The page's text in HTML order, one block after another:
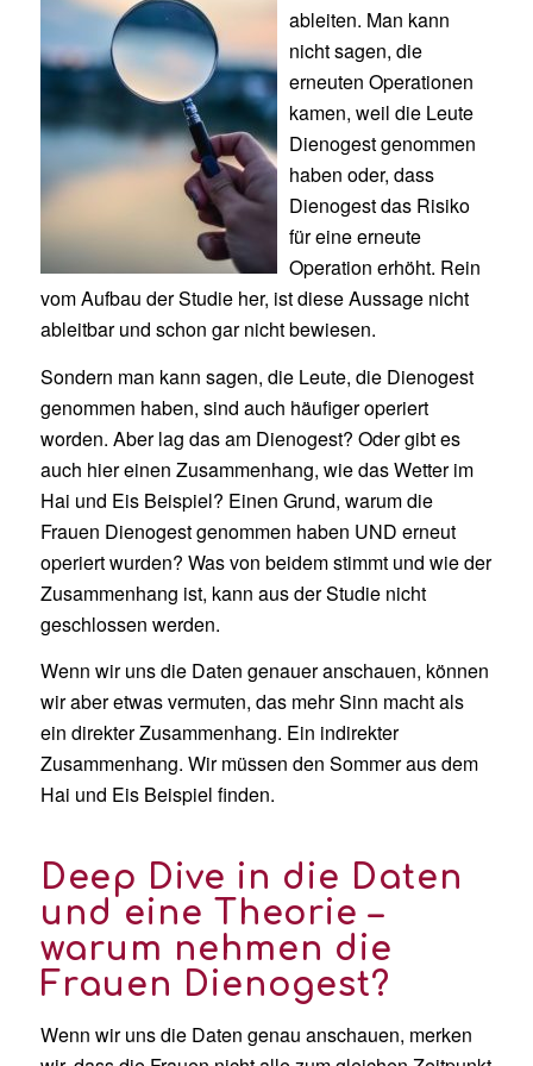
ableiten. Man kann
nicht sagen, die
erneuten Operationen
kamen, weil die Leute
Dienogest genommen
haben oder, dass
Dienogest das Risiko
für eine erneute
Operation erhöht. Rein
vom Aufbau der Studie her, ist diese Aussage nicht
ableitbar und schon gar nicht bewiesen.
Sondern man kann sagen, die Leute, die Dienogest
genommen haben, sind auch häufiger operiert
worden. Aber lag das am Dienogest? Oder gibt es
auch hier einen Zusammenhang, wie das Wetter im
Hai und Eis Beispiel? Einen Grund, warum die
Frauen Dienogest genommen haben UND erneut
operiert wurden? Was von beidem stimmt und wie der
Zusammenhang ist, kann aus der Studie nicht
geschlossen werden.
Wenn wir uns die Daten genauer anschauen, können
wir aber etwas vermuten, das mehr Sinn macht als
ein direkter Zusammenhang. Ein indirekter
Zusammenhang. Wir müssen den Sommer aus dem
Hai und Eis Beispiel finden.
Deep Dive in die Daten
und eine Theorie –
warum nehmen die
Frauen Dienogest?
Wenn wir uns die Daten genau anschauen, merken